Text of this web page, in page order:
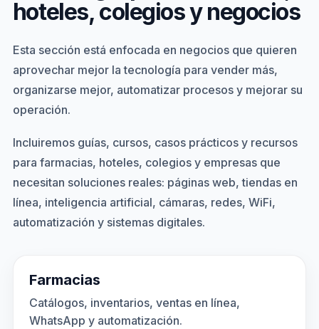
hoteles, colegios y negocios
Esta sección está enfocada en negocios que quieren
aprovechar mejor la tecnología para vender más,
organizarse mejor, automatizar procesos y mejorar su
operación.
Incluiremos guías, cursos, casos prácticos y recursos
para farmacias, hoteles, colegios y empresas que
necesitan soluciones reales: páginas web, tiendas en
línea, inteligencia artificial, cámaras, redes, WiFi,
automatización y sistemas digitales.
Farmacias
Catálogos, inventarios, ventas en línea,
WhatsApp y automatización.